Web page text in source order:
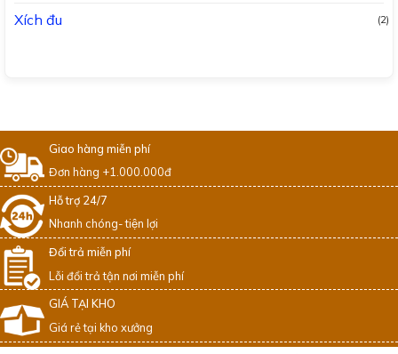
Xích đu (2)
Giao hàng miễn phí
Đơn hàng +1.000.000đ
Hỗ trợ 24/7
Nhanh chóng- tiện lợi
Đổi trả miễn phí
Lỗi đổi trả tận nơi miễn phí
GIÁ TẠI KHO
Giá rẻ tại kho xưởng